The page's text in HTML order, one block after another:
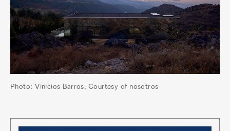
Pen Membership
Magazine
Official Columnist
About
Contact
Photo: Vinicios Barros, Courtesy of nosotros